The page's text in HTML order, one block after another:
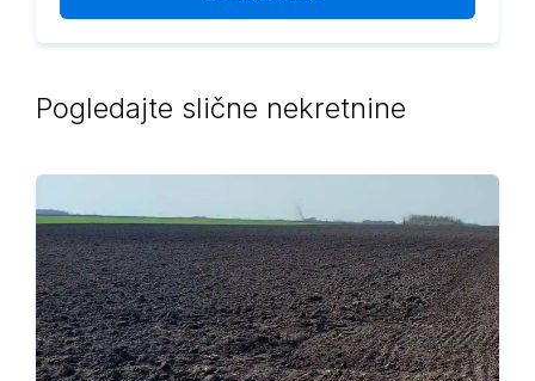
Pogledajte slične nekretnine